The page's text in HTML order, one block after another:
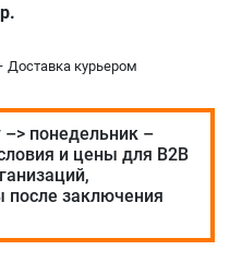
Доставка курьером
понедельник –
и цены для В2В
после заключения